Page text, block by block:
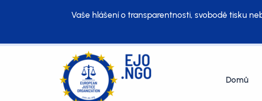
Vaše hlášení o transparentnosti, svobodě tisku
Domů